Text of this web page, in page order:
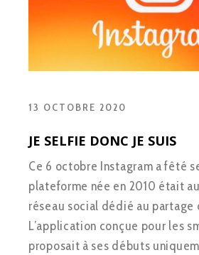
13 OCTOBRE 2020
JE SELFIE DONC JE SUIS
Ce 6 octobre Instagram a fêté
plateforme née en 2010 était
réseau social dédié au partage
L’application conçue pour les
proposait à ses débuts